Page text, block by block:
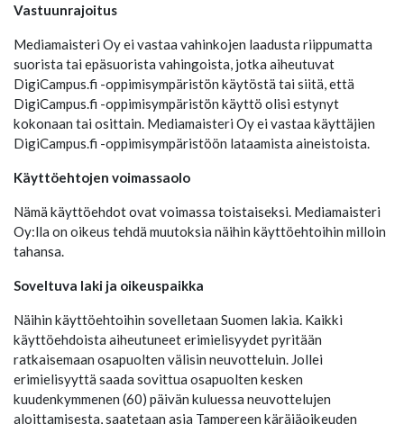
Vastuunrajoitus
Mediamaisteri Oy ei vastaa vahinkojen laadusta riippumatta
suorista tai epäsuorista vahingoista, jotka aiheutuvat
DigiCampus.fi -oppimisympäristön käytöstä tai siitä, että
DigiCampus.fi -oppimisympäristön käyttö olisi estynyt
kokonaan tai osittain. Mediamaisteri Oy ei vastaa käyttäjien
DigiCampus.fi -oppimisympäristöön lataamista aineistoista.
Käyttöehtojen voimassaolo
Nämä käyttöehdot ovat voimassa toistaiseksi. Mediamaisteri
Oy:lla on oikeus tehdä muutoksia näihin käyttöehtoihin milloin
tahansa.
Soveltuva laki ja oikeuspaikka
Näihin käyttöehtoihin sovelletaan Suomen lakia. Kaikki
käyttöehdoista aiheutuneet erimielisyydet pyritään
ratkaisemaan osapuolten välisin neuvotteluin. Jollei
erimielisyyttä saada sovittua osapuolten kesken
kuudenkymmenen (60) päivän kuluessa neuvottelujen
aloittamisesta, saatetaan asia Tampereen käräjäoikeuden